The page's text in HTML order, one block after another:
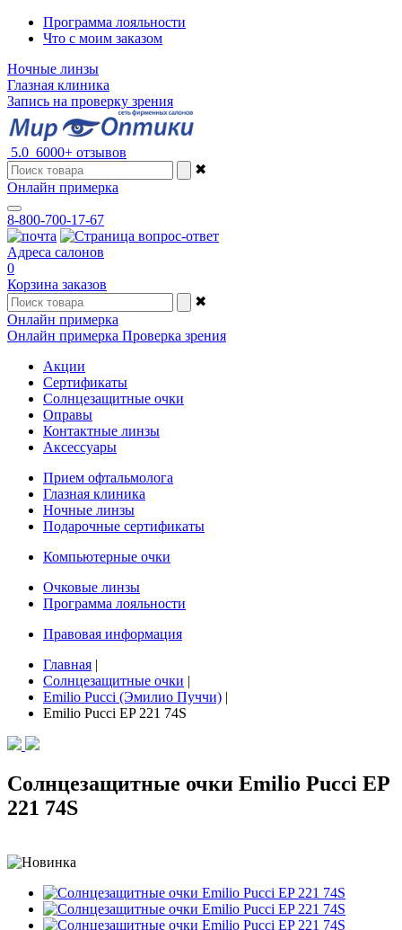
Программа лояльности
Что с моим заказом
Ночные линзы
Глазная клиника
Запись на проверку зрения
5.0 6000+ отзывов
✖
Онлайн примерка
8-800-700-17-67
Адреса салонов
0
Корзина заказов
✖
Онлайн примерка
Онлайн примерка Проверка зрения
Акции
Сертификаты
Солнцезащитные очки
Оправы
Контактные линзы
Аксессуары
Прием офтальмолога
Глазная клиника
Ночные линзы
Подарочные сертификаты
Компьютерные очки
Очковые линзы
Программа лояльности
Правовая информация
Главная |
Солнцезащитные очки |
Emilio Pucci (Эмилио Пуччи) |
Emilio Pucci EP 221 74S
Солнцезащитные очки Emilio Pucci EP
221 74S